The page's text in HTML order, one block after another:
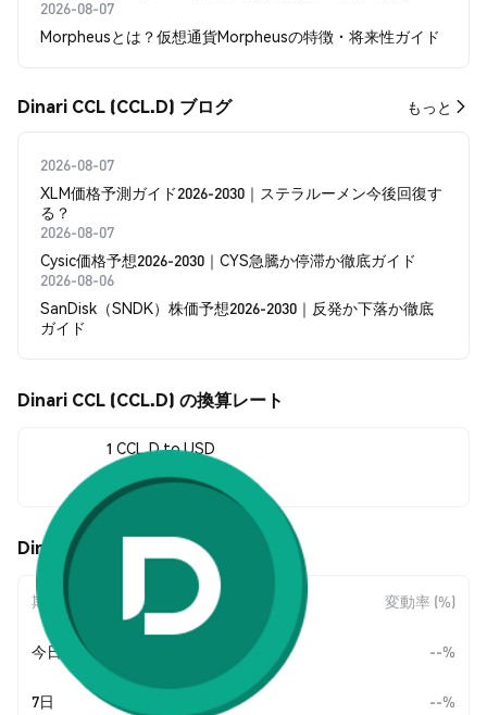
2026-08-07
Morpheusとは？仮想通貨Morpheusの特徴・将来性ガイド
Dinari CCL (CCL.D) ブログ もっと
2026-08-07
XLM価格予測ガイド2026-2030｜ステラルーメン今後回復す
る？
2026-08-07
Cysic価格予想2026-2030｜CYS急騰か停滞か徹底ガイド
2026-08-06
SanDisk（SNDK）株価予想2026-2030｜反発か下落か徹底
ガイド
Dinari CCL (CCL.D) の換算レート
1 CCL.D to USD
--
Dinari CCL (CCL.D) の価格変動
期間 金額変動 変動率 (%)
今日 --%
7日 --%